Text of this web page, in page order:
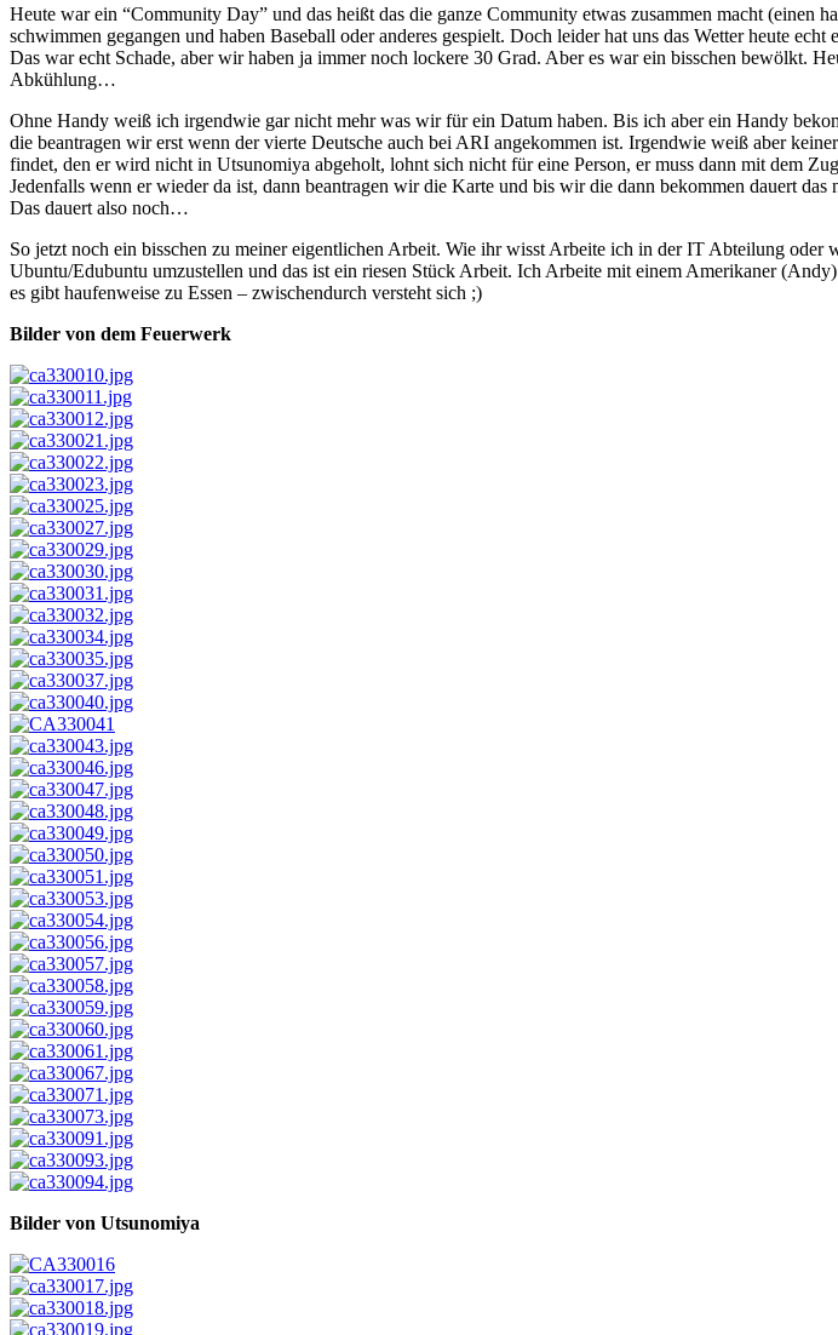
Heute war ein “Community Day” und das heißt das die ganze Community etwas zusammen macht (einen
schwimmen gegangen und haben Baseball oder anderes gespielt. Doch leider hat uns das Wetter heute
Das war echt Schade, aber wir haben ja immer noch lockere 30 Grad. Aber es war ein bisschen bewölkt.
Abkühlung…
Ohne Handy weiß ich irgendwie gar nicht mehr was wir für ein Datum haben. Bis ich aber ein Handy
die beantragen wir erst wenn der vierte Deutsche auch bei ARI angekommen ist. Irgendwie weiß aber
findet, den er wird nicht in Utsunomiya abgeholt, lohnt sich nicht für eine Person, er muss dann mit dem
Jedenfalls wenn er wieder da ist, dann beantragen wir die Karte und bis wir die dann bekommen dauert
Das dauert also noch…
So jetzt noch ein bisschen zu meiner eigentlichen Arbeit. Wie ihr wisst Arbeite ich in der IT Abteilung
Ubuntu/Edubuntu umzustellen und das ist ein riesen Stück Arbeit. Ich Arbeite mit einem Amerikaner
es gibt haufenweise zu Essen – zwischendurch versteht sich ;)
Bilder von dem Feuerwerk
Bilder von Utsunomiya